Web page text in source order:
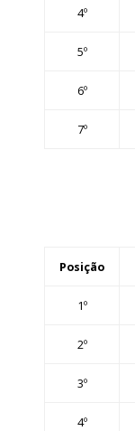
4º
5º
6º
7º
Posição
1º
2º
3º
4º